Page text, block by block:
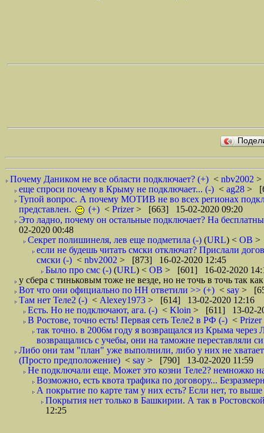
Почему Даником не все области подключает? (+) < nbv2002 >
еще спроси почему в Крыму не подключает... (-) < ag28 >
Тупой вопрос. А почему МОТИВ не во всех регионах
представлен.
(+) < Prizer> [663] 15-02-2020 09:20
Это ладно, почему он остальные подключает? На
02-2020 00:48
Секрет полишинеля, лев еще подметила (-) (URL) < ОВ >
если не будешь читать смски отключат? Прислали
смски (-) < nbv2002 > [873] 16-02-2020 12:45
Было про смс (-) (URL) < ОВ > [601] 16-02-2020
у сбера с тиньковым тоже не везде, но не точь в точь так
Вот что они официально по НН ответили >> (+) < say >
Там нет Теле2 (-) < Alexey1973 > [614] 13-02-2020 12:16
Есть. Но не подключают, ага. (-) < Kloin > [611] 13-02-
В Ростове, точно есть! Первая сеть Теле2 в РФ (-) < Prizer
так точно. в 2006м году я возвращался из Крыма через
возвращались с учебы, они на таможне переставляли
Либо они там "план" уже выполнили, либо у них не
(Просто предположение) < say > [790] 13-02-2020 11:59
Не подключали еще. Может это козни Теле2? немножко
Возможно, есть квота трафика по договору...
А покрытие по карте там у них есть? Если нет, то
Покрытия нет только в Башкирии. А так в
12:25